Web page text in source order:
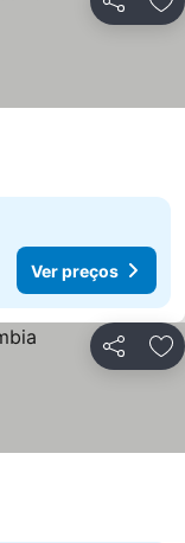
Partilhar
Ver preços
Partilhar